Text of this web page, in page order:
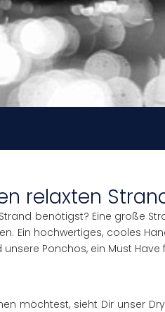
relaxten
benötigst? Eine große
Ein hochwertiges, cooles
Ponchos, ein Must Have
möchtest, sieht Dir unser